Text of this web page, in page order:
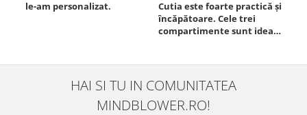
le-am personalizat.
Cutia este foarte practică și
încăpătoare. Cele trei
compartimente sunt ideale
este sigură, fără scurgeri. O
folosesc aproape zilnic la
serviciu și sunt foarte
mulțumită.
HAI SI TU IN COMUNITATEA
MINDBLOWER.RO!